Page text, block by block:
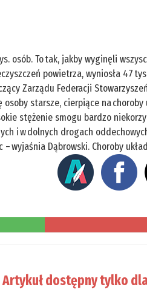
osób. To tak, jakby wyginęli
powietrza, wyniosła 47
Zarządu Federacji
starsze, cierpiące na
stężenie smogu bardzo
i w dolnych drogach
wyjaśnia Dąbrowski. Choroby
Artykuł dostępny tylko